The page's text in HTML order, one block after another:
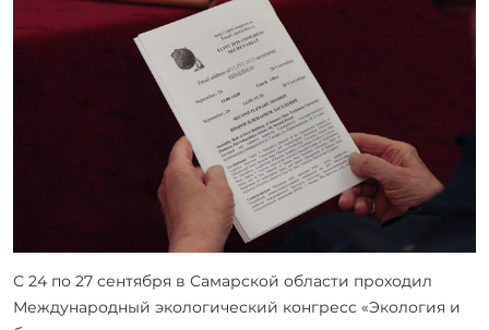
С 24 по 27 сентября в Самарской области проходил
Международный экологический конгресс «Экология и